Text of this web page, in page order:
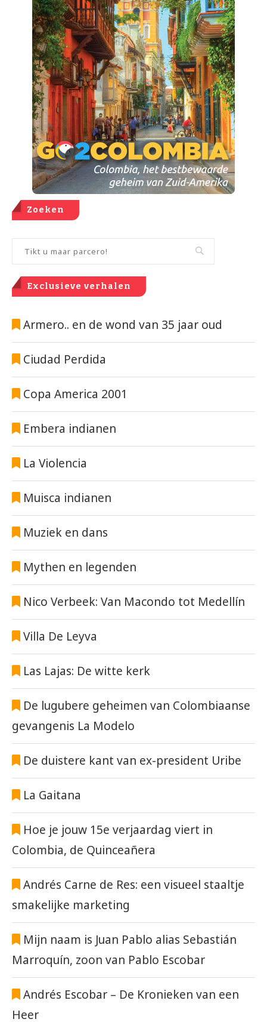
Zoeken
Exclusieve verhalen
Armero.. en de wond van 35 jaar oud
Ciudad Perdida
Copa America 2001
Embera indianen
La Violencia
Muisca indianen
Muziek en dans
Mythen en legenden
Nico Verbeek: Van Macondo tot Medellín
Villa De Leyva
Las Lajas: De witte kerk
De lugubere geheimen van Colombiaanse
gevangenis La Modelo
De duistere kant van ex-president Uribe
La Gaitana
Hoe je jouw 15e verjaardag viert in
Colombia, de Quinceañera
Andrés Carne de Res: een visueel staaltje
smakelijke marketing
Mijn naam is Juan Pablo alias Sebastián
Marroquín, zoon van Pablo Escobar
Andrés Escobar – De Kronieken van een
Heer